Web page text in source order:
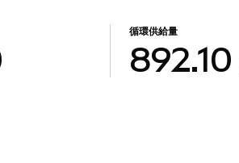
循環供給量
892.10